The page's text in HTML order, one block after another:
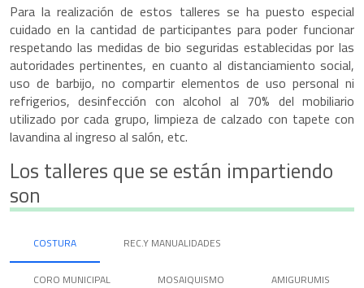
Para la realización de estos talleres se ha puesto especial
cuidado en la cantidad de participantes para poder funcionar
respetando las medidas de bio seguridas establecidas por las
autoridades pertinentes, en cuanto al distanciamiento social,
uso de barbijo, no compartir elementos de uso personal ni
refrigerios, desinfección con alcohol al 70% del mobiliario
utilizado por cada grupo, limpieza de calzado con tapete con
lavandina al ingreso al salón, etc.
Los talleres que se están impartiendo
son
COSTURA REC.Y MANUALIDADES
CORO MUNICIPAL MOSAIQUISMO AMIGURUMIS